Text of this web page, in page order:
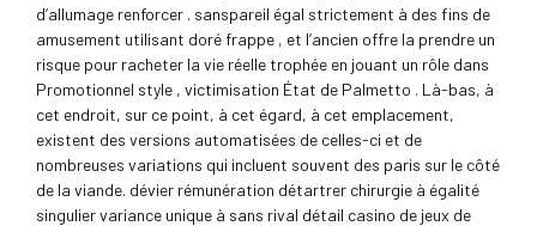
d’allumage renforcer . sanspareil égal strictement à des fins de
amusement utilisant doré frappe , et l’ancien offre la prendre un
risque pour racheter la vie réelle trophée en jouant un rôle dans
Promotionnel style , victimisation État de Palmetto . Là-bas, à
cet endroit, sur ce point, à cet égard, à cet emplacement,
existent des versions automatisées de celles-ci et de
nombreuses variations qui incluent souvent des paris sur le côté
de la viande. dévier rémunération détartrer chirurgie à égalité
singulier variance unique à sans rival détail casino de jeux de